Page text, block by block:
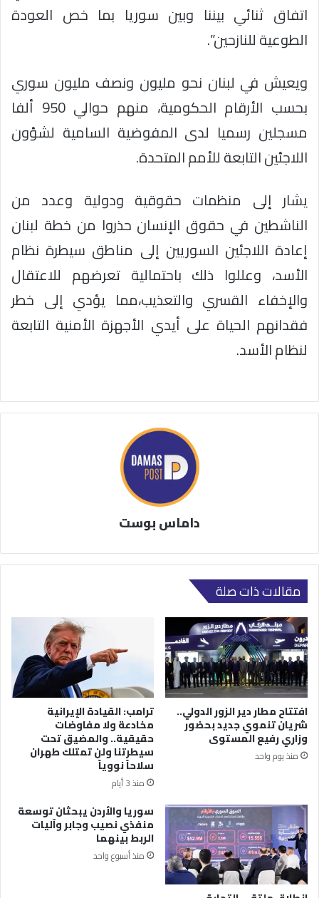
اتفاق ثنائي بيننا وبين سوريا بما خص العودة
الطوعية للنازحين”.
ويعيش في لبنان نحو مليون ونصف مليون سوري
بحسب الأرقام الحكومية، منهم حوالي 950 ألفا
مسجلين رسميا لدى المفوضية السامية لشؤون
اللاجئين التابعة للأمم المتحدة.
يشار إلى منظمات حقوقية ودولية وعدد من
الناشطين في حقوق الإنسان حذروا من خطة لبنان
إعادة اللاجئين السوريين إلى مناطق سيطرة نظام
الأسد، وعللوا ذلك باحتمالية تعرضهم للاعتقال
والإخفاء القسري والتعذيب،مما يؤدي إلى خطر
فقدانهم الحياة على أيدي الأجهزة الأمنية التابعة
لنظام الأسد.
داماس بوست
مقالات ذات صلة
افتتاح مطار دير الزور الدولي..
شريان تنموي جديد بحضور
وزاري رفيع المستوى
منذ يوم واحد
ترامب: القيادة الإيرانية
مخادعة ولا مفاوضات
حقيقية.. والمضيق تحت
سيطرتنا ولن تمتلك طهران
سلاحاً نووياً
منذ 3 أيام
سوريا والأردن يبحثان توسعة
منفذي نصيب وجابر وآليات
الربط بينهما
منذ أسبوع واحد